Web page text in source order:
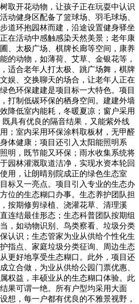
取开花动物，让孩子正在玩耍中认识
动健身区配备了篮球场、羽毛球场、
道环抱园林而建，沿途设置健身驿坐
在活动中感触感染天然美景；老年康
、太极广场、棋牌长廊等空间，康养
的动物，如薄荷、艾草、金银花等，
适合老年人打太极、跳广场舞，棋牌
娱、交换聊天的场合，让老年人正在
色环保建建是项目标一大特色。项目
打制低碳环保的栖身空间。建建外墙
降低室内能耗，冬暖夏凉；窗户采用
具有优良的隔音结果，又能紫外线
；室内采用环保涂料取板材，无甲醛
体健康；项目还引入太阳能照明系
明，既节能又环保；雨水收集系统将
园林灌溉取道洁净，实现水资本轮回
用，让朗晴别院成正的绿色生态室
标又一亮点。项目引入专业的生态办
位的生态糊口办事。生态养护团队担
按期修剪绿植、浇灌花草、清理溪
连结最佳形态；生态科普团队按期组
，如动物识别、鸟类察看、垃圾分类
认识；生态管家为业从供给个性化生
指点、家庭垃圾分类征询、周边生态
更好地享受生态糊口。此外，项目还
立合做，为业从供给公园门票优惠、
权益，丰硕业从的生态糊口体验。此
果可谓一绝。所有户型均采用大面
想，每一户都有优良的不雅景视野，